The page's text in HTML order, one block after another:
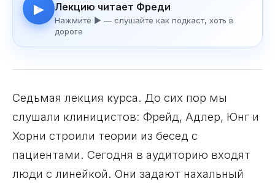
▶ Лекцию читает Фреди
Нажмите ▶ — слушайте как подкаст, хоть в
дороге
Седьмая лекция курса. До сих пор мы
слушали клиницистов: Фрейд, Адлер, Юнг и
Хорни строили теории из бесед с
пациентами. Сегодня в аудиторию входят
люди с линейкой. Они задают нахальный